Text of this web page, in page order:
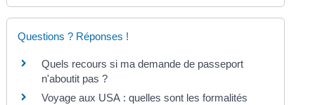
Questions ? Réponses !
Quels recours si ma demande de passeport
n'aboutit pas ?
Voyage aux USA : quelles sont les formalités